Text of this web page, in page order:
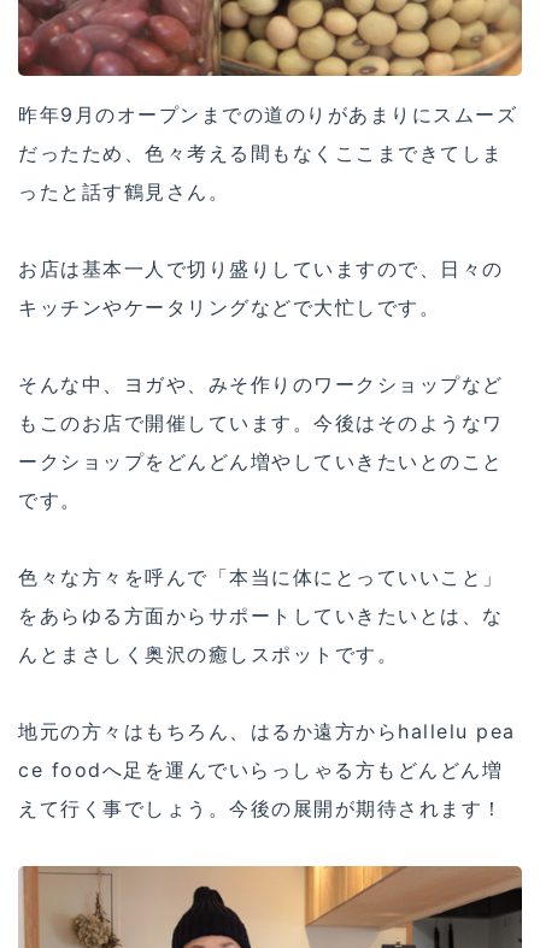
昨年9月のオープンまでの道のりがあまりにスムーズ
だったため、色々考える間もなくここまできてしま
ったと話す鶴見さん。
お店は基本一人で切り盛りしていますので、日々の
キッチンやケータリングなどで大忙しです。
そんな中、ヨガや、みそ作りのワークショップなど
もこのお店で開催しています。今後はそのようなワ
ークショップをどんどん増やしていきたいとのこと
です。
色々な方々を呼んで「本当に体にとっていいこと」
をあらゆる方面からサポートしていきたいとは、な
んとまさしく奥沢の癒しスポットです。
地元の方々はもちろん、はるか遠方からhallelu pea
ce foodへ足を運んでいらっしゃる方もどんどん増
えて行く事でしょう。今後の展開が期待されます！